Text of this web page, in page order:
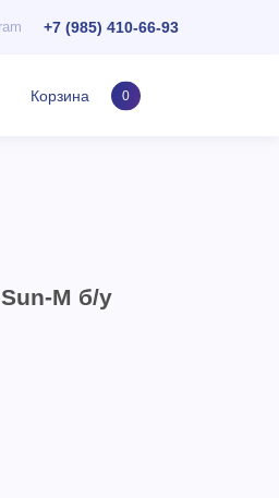
+7 (985) 410-66-93
Корзина 0
M б/у